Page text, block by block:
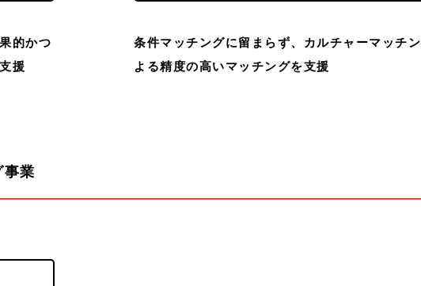
的かつ
援
条件マッチングに留まらず、カルチャーマッチ
よる精度の高いマッチングを支援
事業